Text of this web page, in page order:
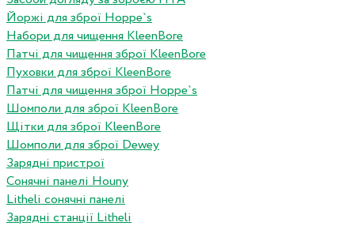
Йоржі для зброї Hoppe`s
Набори для чищення KleenBore
Патчі для чищення зброї KleenBore
Пуховки для зброї KleenBore
Патчі для чищення зброї Hoppe`s
Шомполи для зброї KleenBore
Щітки для зброї KleenBore
Шомполи для зброї Dewey
Зарядні пристрої
Сонячні панелі Houny
Litheli сонячні панелі
Зарядні станції Litheli